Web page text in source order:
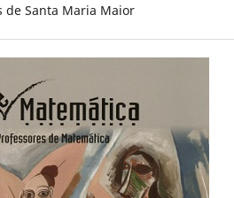
de Santa Maria Maior